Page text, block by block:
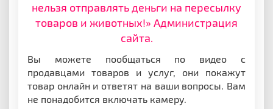
нельзя отправлять деньги на пересылку
товаров и животных!» Администрация
сайта.
Вы можете пообщаться по видео с
продавцами товаров и услуг, они покажут
товар онлайн и ответят на ваши вопросы. Вам
не понадобится включать камеру.